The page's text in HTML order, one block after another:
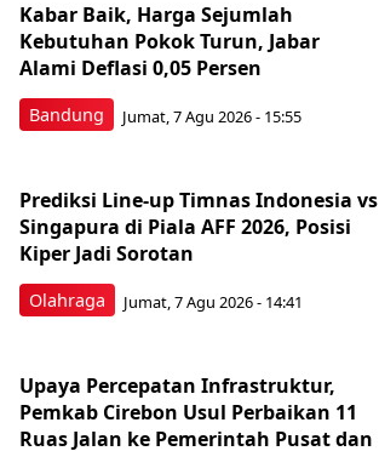
Bandung
Kabar Baik, Harga Sejumlah
Kebutuhan Pokok Turun, Jabar
Alami Deflasi 0,05 Persen
Jumat, 7 Agu 2026 - 15:55
Olahraga
Prediksi Line-up Timnas Indonesia vs
Singapura di Piala AFF 2026, Posisi
Kiper Jadi Sorotan
Jumat, 7 Agu 2026 - 14:41
Upaya Percepatan Infrastruktur,
Pemkab Cirebon Usul Perbaikan 11
Ruas Jalan ke Pemerintah Pusat dan